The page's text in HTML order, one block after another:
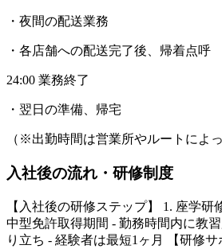
・夜間の配送業務
・各店舗への配送完了後、帰着点呼
24:00 業務終了
・翌日の準備、帰宅
（※出勤時間は営業所やルートによ
入社後の流れ・研修制度
【入社後の研修ステップ】 1. 座学
中型免許取得期間 - 勤務時間内に教
り立ち - 経験者は最短1ヶ月 【研修